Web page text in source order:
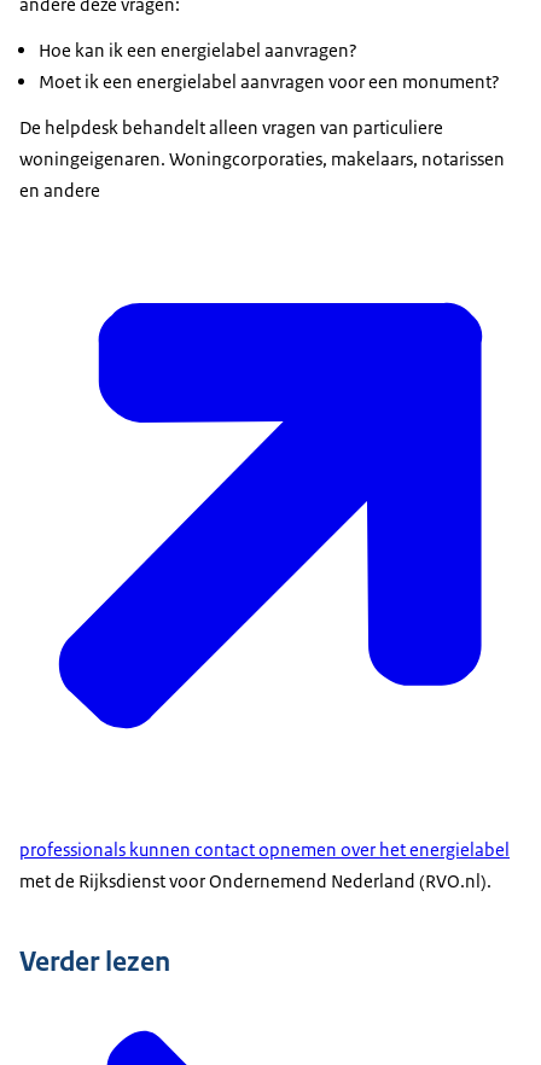
Hoe kan ik een energielabel aanvragen?
Moet ik een energielabel aanvragen voor een monument?
De helpdesk behandelt alleen vragen van particuliere
woningeigenaren. Woningcorporaties, makelaars, notarissen
en andere
professionals kunnen contact opnemen over het energielabel
met de Rijksdienst voor Ondernemend Nederland (RVO.nl).
Verder lezen